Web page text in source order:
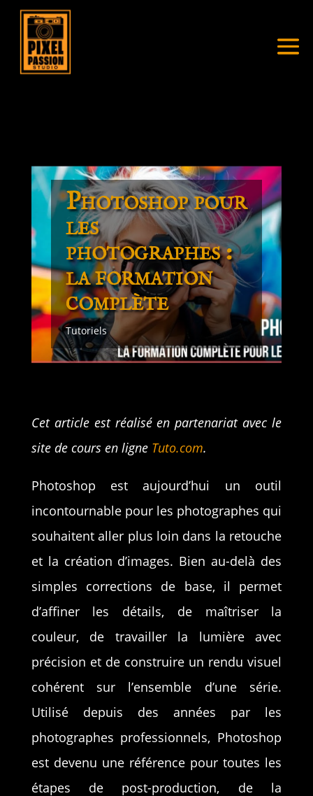
Photoshop pour
les
photographes :
la formation
complète
Tutoriels
Cet article est réalisé en partenariat avec le
site de cours en ligne Tuto.com.
Photoshop est aujourd’hui un outil
incontournable pour les photographes qui
souhaitent aller plus loin dans la retouche
et la création d’images. Bien au-delà des
simples corrections de base, il permet
d’affiner les détails, de maîtriser la
couleur, de travailler la lumière avec
précision et de construire un rendu visuel
cohérent sur l’ensemble d’une série.
Utilisé depuis des années par les
photographes professionnels, Photoshop
est devenu une référence pour toutes les
étapes de post-production, de la